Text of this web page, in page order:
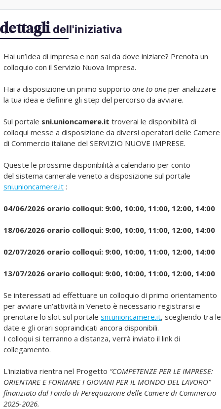
dettagli dell'iniziativa
Hai un’idea di impresa e non sai da dove iniziare? Prenota un
colloquio con il Servizio Nuova Impresa.
Hai a disposizione un primo supporto one to one per analizzare
la tua idea e definire gli step del percorso da avviare.
Sul portale sni.unioncamere.it troverai le disponibilità di
colloqui messe a disposizione da diversi operatori delle Camere
di Commercio italiane del SERVIZIO NUOVE IMPRESE.
Queste le prossime disponibilità a calendario per conto
del sistema camerale veneto a disposizione sul portale
sni.unioncamere.it :
04/06/2026 orario colloqui: 9:00, 10:00, 11:00, 12:00, 14:00
18/06/2026 orario colloqui: 9:00, 10:00, 11:00, 12:00, 14:00
02/07/2026 orario colloqui: 9:00, 10:00, 11:00, 12:00, 14:00
13/07/2026 orario colloqui: 9:00, 10:00, 11:00, 12:00, 14:00
Se interessati ad effettuare un colloquio di primo orientamento
per avviare un'attività in Veneto è necessario registrarsi e
prenotare lo slot sul portale sni.unioncamere.it, scegliendo tra le
date e gli orari sopraindicati ancora disponibili.
I colloqui si terranno a distanza, verrà inviato il link di
collegamento.
L'iniziativa rientra nel Progetto “COMPETENZE PER LE IMPRESE:
ORIENTARE E FORMARE I GIOVANI PER IL MONDO DEL LAVORO”
finanziato dal Fondo di Perequazione delle Camere di Commercio
2025-2026.